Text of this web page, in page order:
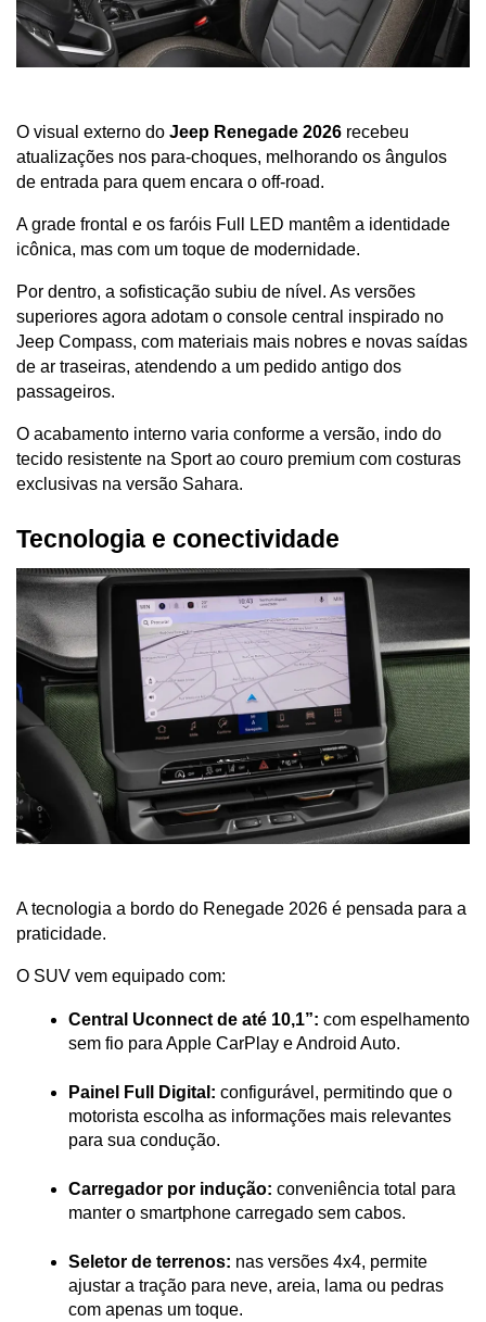
O visual externo do Jeep Renegade 2026 recebeu
atualizações nos para-choques, melhorando os ângulos
de entrada para quem encara o off-road.
A grade frontal e os faróis Full LED mantêm a identidade
icônica, mas com um toque de modernidade.
Por dentro, a sofisticação subiu de nível. As versões
superiores agora adotam o console central inspirado no
Jeep Compass, com materiais mais nobres e novas saídas
de ar traseiras, atendendo a um pedido antigo dos
passageiros.
O acabamento interno varia conforme a versão, indo do
tecido resistente na Sport ao couro premium com costuras
exclusivas na versão Sahara.
Tecnologia e conectividade
A tecnologia a bordo do Renegade 2026 é pensada para a
praticidade.
O SUV vem equipado com:
Central Uconnect de até 10,1”: com espelhamento
sem fio para Apple CarPlay e Android Auto.
Painel Full Digital: configurável, permitindo que o
motorista escolha as informações mais relevantes
para sua condução.
Carregador por indução: conveniência total para
manter o smartphone carregado sem cabos.
Seletor de terrenos: nas versões 4x4, permite
ajustar a tração para neve, areia, lama ou pedras
com apenas um toque.